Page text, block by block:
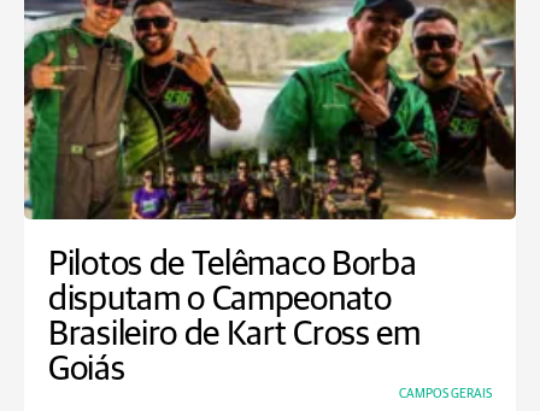
Pilotos de Telêmaco Borba
disputam o Campeonato
Brasileiro de Kart Cross em
Goiás
CAMPOS GERAIS